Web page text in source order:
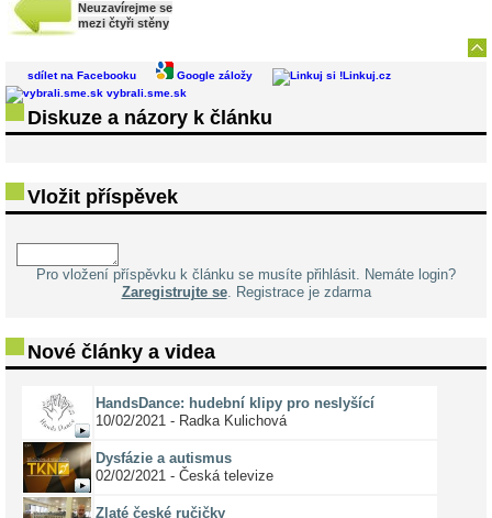
Neuzavírejme se
mezi čtyři stěny
sdílet na Facebooku Google záložy
Linkuj.cz
vybrali.sme.sk
Diskuze a názory k článku
Vložit příspěvek
Pro vložení příspěvku k článku se musíte přihlásit. Nemáte login?
Zaregistrujte se. Registrace je zdarma
Nové články a videa
HandsDance: hudební klipy pro neslyšící
10/02/2021 - Radka Kulichová
Dysfázie a autismus
02/02/2021 - Česká televize
Zlaté české ručičky